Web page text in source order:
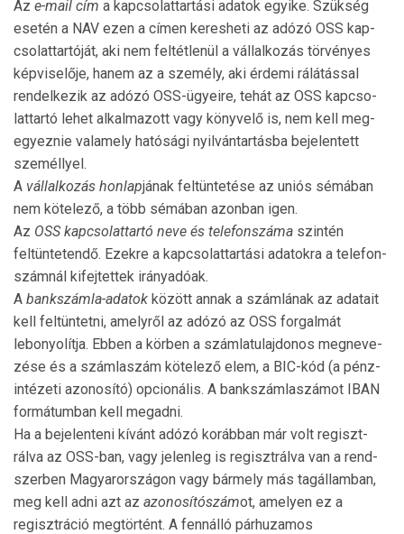
Az e-mail cím a kapcsolattartási adatok egyike. Szük­ség
esetén a NAV ezen a címen keresheti az adózó OSS kap­
csolattartóját, aki nem feltétlenül a vállal­ko­zás törvényes
képviselője, hanem az a személy, aki érdemi rálátással
rendelkezik az adózó OSS-ügyeire, tehát az OSS kapcso­
lat­tartó lehet alkalmazott vagy könyvelő is, nem kell meg­
egyeznie valamely hatósági nyilvántartásba bejelentett
sze­méllyel.
A vállalkozás honlapjának feltüntetése az uniós sémá­ban
nem kötelező, a több sémában azonban igen.
Az OSS kapcsolattartó neve és telefonszáma szintén
feltüntetendő. Ezekre a kapcsolattartási adatokra a telefon­
szám­nál kifejtettek irányadóak.
A bankszámla-adatok között annak a számlának az adatait
kell feltüntetni, amelyről az adózó az OSS forgalmát
lebonyolítja. Ebben a körben a számlatulajdonos megne­ve­­
zése és a számlaszám kötelező elem, a BIC-kód (a pénz­
intézeti azonosító) opcionális. A bankszámlaszámot IBAN
formátumban kell megadni.
Ha a bejelenteni kívánt adózó korábban már volt re­giszt­
rálva az OSS-ban, vagy jelenleg is regisztrálva van a rend­
szerben Magyarországon vagy bármely más tagállamban,
meg kell adni azt az azonosítószámot, amelyen ez a
regiszt­ráció megtörtént. A fennálló párhuzamos